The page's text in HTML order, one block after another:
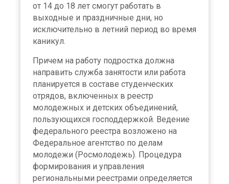
от 14 до 18 лет смогут работать в
выходные и праздничные дни, но
исключительно в летний период во время
каникул.
Причем на работу подростка должна
направить служба занятости или работа
планируется в составе студенческих
отрядов, включенных в реестр
молодежных и детских объединений,
пользующихся господдержкой. Ведение
федерального реестра возложено на
Федеральное агентство по делам
молодежи (Росмолодежь). Процедура
формирования и управления
региональными реестрами определяется